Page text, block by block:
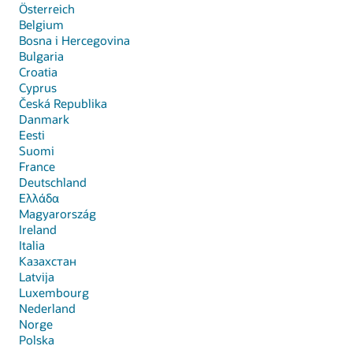
Österreich
Belgium
Bosna i Hercegovina
Bulgaria
Croatia
Cyprus
Česká Republika
Danmark
Eesti
Suomi
France
Deutschland
Ελλάδα
Magyarország
Ireland
Italia
Казахстан
Latvija
Luxembourg
Nederland
Norge
Polska